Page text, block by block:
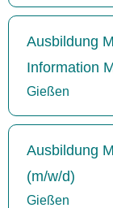
Ausbildung
Information
Gießen
Ausbildung
(m/w/d)
Gießen